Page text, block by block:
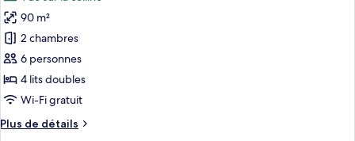
Classique,
lit
double
(6
Pax)
photos
pour
ce
type
de
chambre :
Appartement
90 m²
2 chambres
6 personnes
4 lits doubles
Wi-Fi gratuit
Plus de détails
Plus